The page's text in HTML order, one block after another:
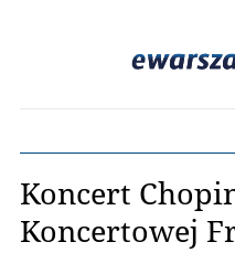
Koncert
Koncertowej